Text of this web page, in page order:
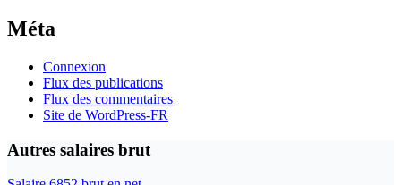
Méta
Connexion
Flux des publications
Flux des commentaires
Site de WordPress-FR
Autres salaires brut